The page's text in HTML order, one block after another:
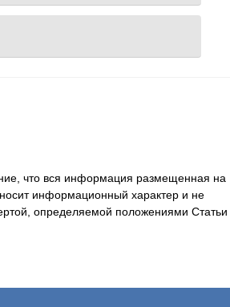
что вся информация размещенная на
информационный характер и не
определяемой положениями Статьи